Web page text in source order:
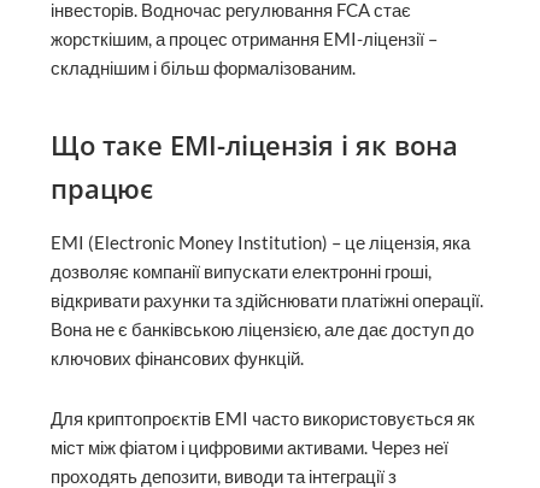
інвесторів. Водночас регулювання FCA стає
жорсткішим, а процес отримання EMI-ліцензії –
складнішим і більш формалізованим.
Що таке EMI-ліцензія і як вона
працює
EMI (Electronic Money Institution) – це ліцензія, яка
дозволяє компанії випускати електронні гроші,
відкривати рахунки та здійснювати платіжні операції.
Вона не є банківською ліцензією, але дає доступ до
ключових фінансових функцій.
Для криптопроєктів EMI часто використовується як
міст між фіатом і цифровими активами. Через неї
проходять депозити, виводи та інтеграції з